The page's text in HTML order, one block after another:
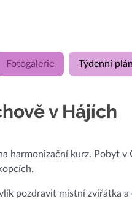
Fotogalerie Týdenní
v Hájích
harmonizační kurz. Pobyt
pozdravit místní zvířátka